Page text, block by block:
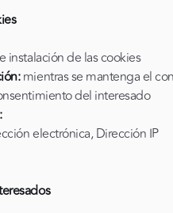
instalación de las cookies
mientras se mantenga el
del interesado
electrónica, Dirección IP